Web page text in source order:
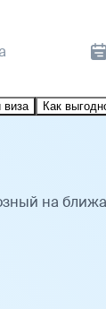
виза Как
на